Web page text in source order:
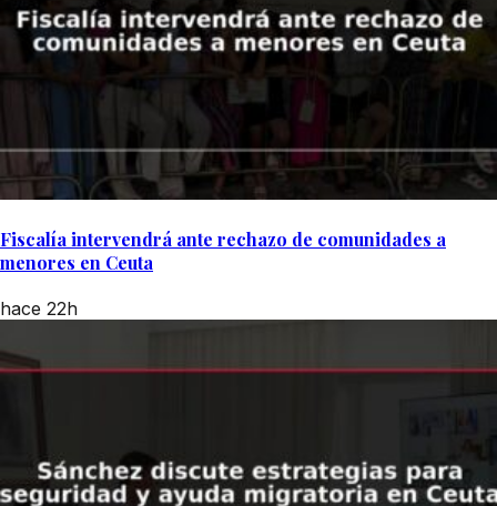
Fiscalía intervendrá ante rechazo de comunidades a
menores en Ceuta
hace 22h